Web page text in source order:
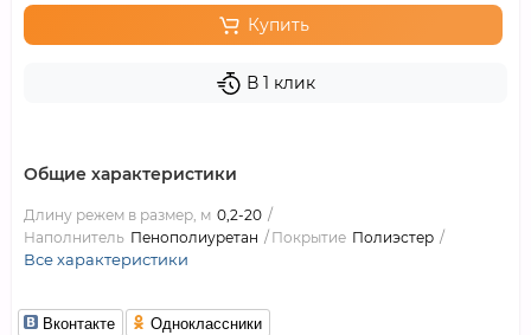
Купить
В 1 клик
Общие характеристики
Длину режем в размер, м 0,2-20
Наполнитель Пенополиуретан Покрытие Полиэстер
Все характеристики
Вконтакте Одноклассники